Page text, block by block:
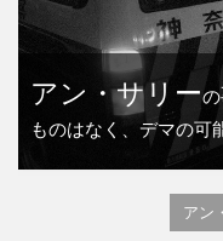
アン・サリーの
ものはなく、デマの可
アン